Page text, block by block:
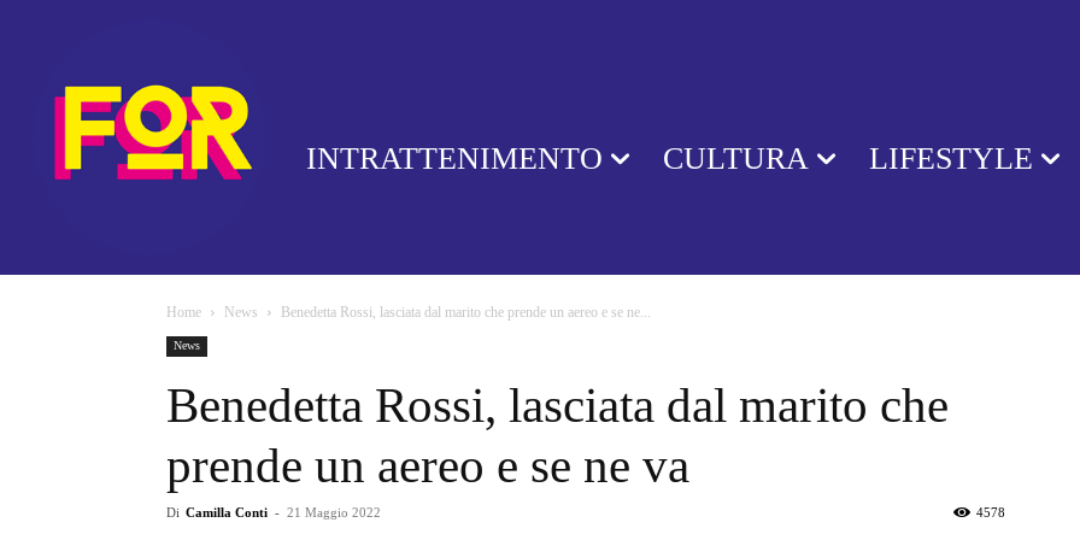
INTRATTENIMENTO CULTURA LIFESTYLE
Home News Benedetta Rossi, lasciata dal marito che prende un aereo e se ne...
News
Benedetta Rossi, lasciata dal marito che
prende un aereo e se ne va
Di Camilla Conti - 21 Maggio 2022 4578